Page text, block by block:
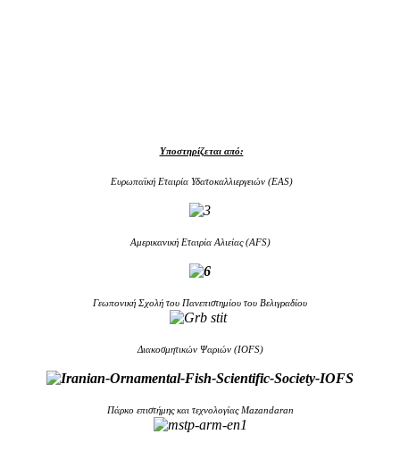
Υποστηρίζεται από:
Ευρωπαϊκή Εταιρία Υδατοκαλλιεργειών (EAS)
Aμερικανική Εταιρία Αλιείας (AFS)
Γεωπονική Σχολή του Πανεπιστημίου του Βελιγραδίου
Διακοσμητικών Ψαριών (IOFS)
Πάρκο επιστήμης και τεχνολογίας Mazandaran